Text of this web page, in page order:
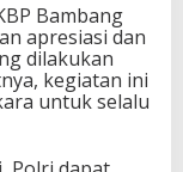
Bambang
apresiasi dan
dilakukan
kegiatan ini
untuk selalu